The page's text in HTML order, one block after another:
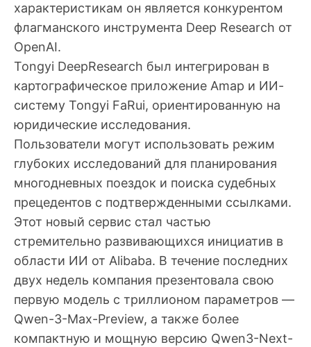
характеристикам он является конкурентом
флагманского инструмента Deep Research от
OpenAI.
Tongyi DeepResearch был интегрирован в
картографическое приложение Amap и ИИ-
систему Tongyi FaRui, ориентированную на
юридические исследования.
Пользователи могут использовать режим
глубоких исследований для планирования
многодневных поездок и поиска судебных
прецедентов с подтвержденными ссылками.
Этот новый сервис стал частью
стремительно развивающихся инициатив в
области ИИ от Alibaba. В течение последних
двух недель компания презентовала свою
первую модель с триллионом параметров —
Qwen-3-Max-Preview, а также более
компактную и мощную версию Qwen3-Next-